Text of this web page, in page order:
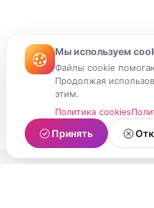
Мы используем
Файлы cookie
Продолжая
этим.
Политика cookies
Принять